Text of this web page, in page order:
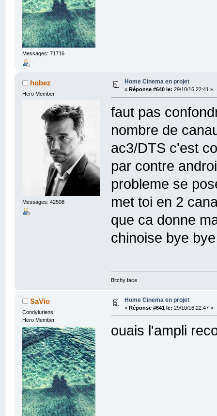
Messages: 71716
hobez
Hero Member
Messages: 42508
Home Cinema en projet
« Réponse #640 le: 29/10/16 22:41 »
faut pas
nombre de
ac3/DTS c'est
par contre
probleme se
met toi en 2
que ca donne
chinoise bye
Bitchy face
SaVio
Condyluriens
Hero Member
Home Cinema en projet
« Réponse #641 le: 29/10/16 22:47 »
ouais l'ampli